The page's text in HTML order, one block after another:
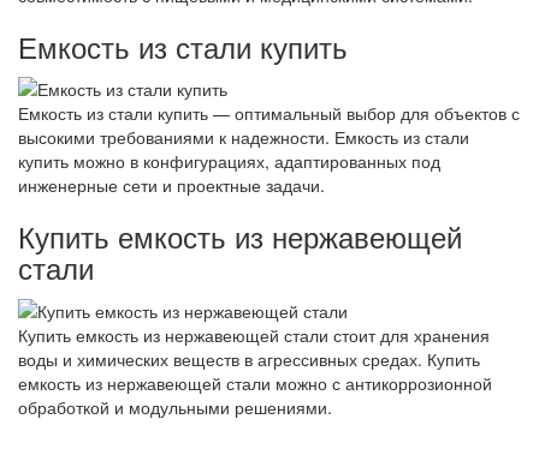
Емкость из стали купить
Емкость из стали купить — оптимальный выбор для объектов с
высокими требованиями к надежности. Емкость из стали
купить можно в конфигурациях, адаптированных под
инженерные сети и проектные задачи.
Купить емкость из нержавеющей
стали
Купить емкость из нержавеющей стали стоит для хранения
воды и химических веществ в агрессивных средах. Купить
емкость из нержавеющей стали можно с антикоррозионной
обработкой и модульными решениями.